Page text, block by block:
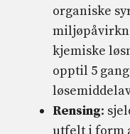
organiske
kjemiske
opptil 5
Rensing: